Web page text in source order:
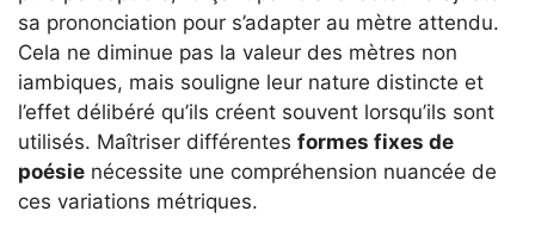
sa prononciation pour s’adapter au mètre attendu.
Cela ne diminue pas la valeur des mètres non
iambiques, mais souligne leur nature distincte et
l’effet délibéré qu’ils créent souvent lorsqu’ils sont
utilisés. Maîtriser différentes formes fixes de
poésie nécessite une compréhension nuancée de
ces variations métriques.